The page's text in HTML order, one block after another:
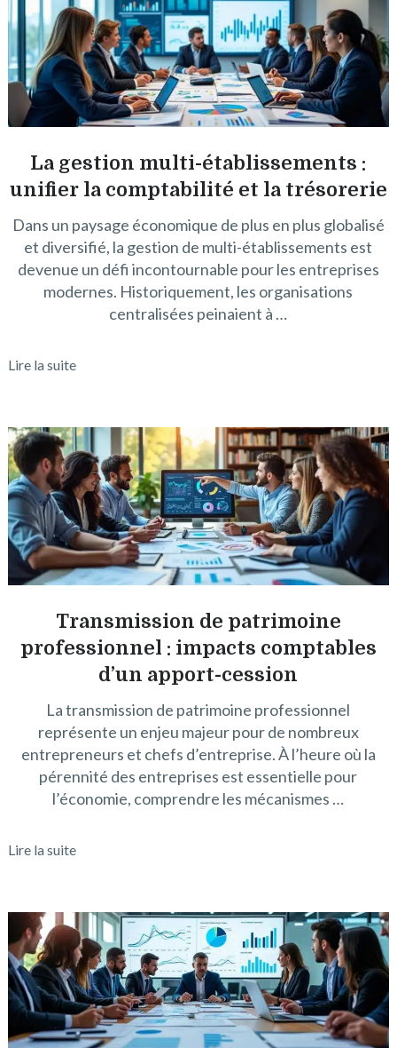
La gestion multi-établissements :
unifier la comptabilité et la trésorerie
Dans un paysage économique de plus en plus globalisé
et diversifié, la gestion de multi-établissements est
devenue un défi incontournable pour les entreprises
modernes. Historiquement, les organisations
centralisées peinaient à …
Lire la suite
Transmission de patrimoine
professionnel : impacts comptables
d’un apport-cession
La transmission de patrimoine professionnel
représente un enjeu majeur pour de nombreux
entrepreneurs et chefs d’entreprise. À l’heure où la
pérennité des entreprises est essentielle pour
l’économie, comprendre les mécanismes …
Lire la suite